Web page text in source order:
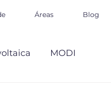
Áreas Blog
MODI